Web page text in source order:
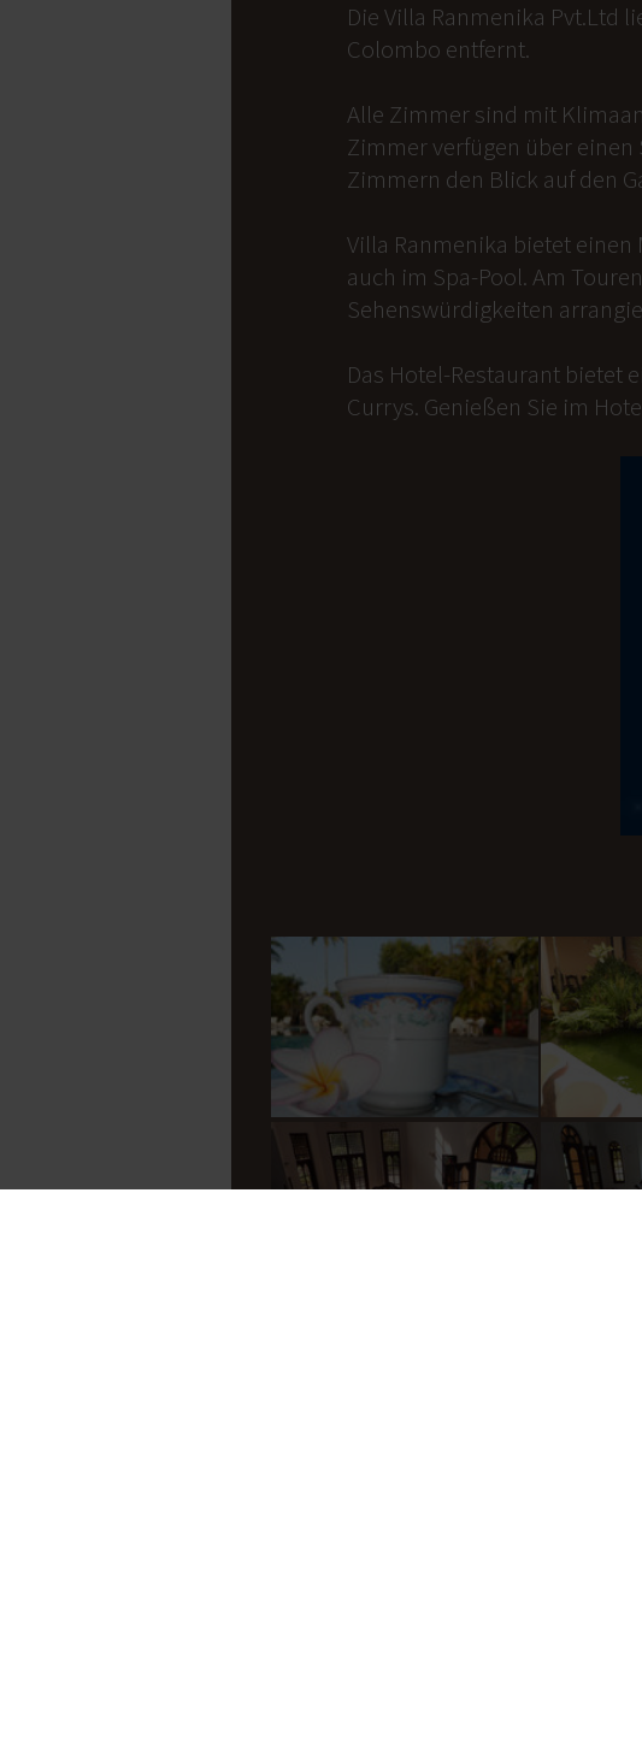
Die Villa Ranmenika Pvt.Ltd
Colombo entfernt.
Alle Zimmer sind mit
Zimmer verfügen über einen
Zimmern den Blick auf den
Villa Ranmenika bietet einen
auch im Spa-Pool. Am
Sehenswürdigkeiten
Das Hotel-Restaurant bietet
Currys. Genießen Sie im